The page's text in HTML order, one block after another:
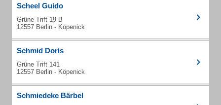
Scheel Guido
Grüne Trift 19 B
12557 Berlin - Köpenick
Schmid Doris
Grüne Trift 141
12557 Berlin - Köpenick
Schmiedeke Bärbel